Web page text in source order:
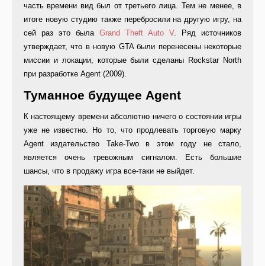
часть времени вид был от третьего лица. Тем не менее, в
итоге новую студию также перебросили на другую игру, на
сей раз это была Grand Theft Auto V. Ряд источников
утверждает, что в новую GTA были перенесены некоторые
миссии и локации, которые были сделаны Rockstar North
при разработке Agent (2009).
Туманное будущее Agent
К настоящему времени абсолютно ничего о состоянии игры
уже не известно. Но то, что продлевать торговую марку
Agent издательство Take-Two в этом году не стало,
является очень тревожным сигналом. Есть большие
шансы, что в продажу игра все-таки не выйдет.